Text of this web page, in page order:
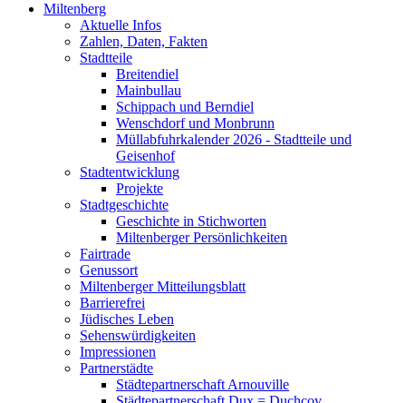
Miltenberg
Aktuelle Infos
Zahlen, Daten, Fakten
Stadtteile
Breitendiel
Mainbullau
Schippach und Berndiel
Wenschdorf und Monbrunn
Müllabfuhrkalender 2026 - Stadtteile und
Geisenhof
Stadtentwicklung
Projekte
Stadtgeschichte
Geschichte in Stichworten
Miltenberger Persönlichkeiten
Fairtrade
Genussort
Miltenberger Mitteilungsblatt
Barrierefrei
Jüdisches Leben
Sehenswürdigkeiten
Impressionen
Partnerstädte
Städtepartnerschaft Arnouville